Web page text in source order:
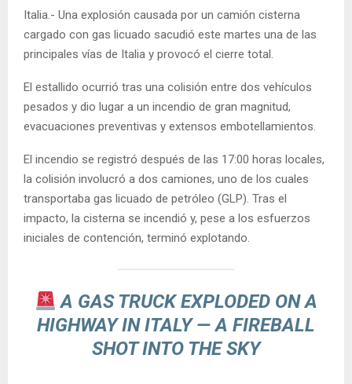
Italia.- Una explosión causada por un camión cisterna
cargado con gas licuado sacudió este martes una de las
principales vías de Italia y provocó el cierre total.
El estallido ocurrió tras una colisión entre dos vehículos
pesados y dio lugar a un incendio de gran magnitud,
evacuaciones preventivas y extensos embotellamientos.
El incendio se registró después de las 17:00 horas locales,
la colisión involucró a dos camiones, uno de los cuales
transportaba gas licuado de petróleo (GLP). Tras el
impacto, la cisterna se incendió y, pese a los esfuerzos
iniciales de contención, terminó explotando.
A GAS TRUCK EXPLODED ON A
HIGHWAY IN ITALY — A FIREBALL
SHOT INTO THE SKY